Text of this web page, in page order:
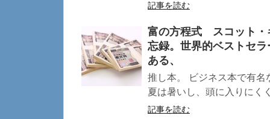
記事を読む
富の方程式 スコット・
忘録。世界的ベストセ
ある、
推し本。 ビジネス本で有
夏は暑いし、頭に入りにく
記事を読む